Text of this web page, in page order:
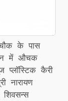
चौक के पास
में औचक
प्लॉस्टिक कैरी
नारायण